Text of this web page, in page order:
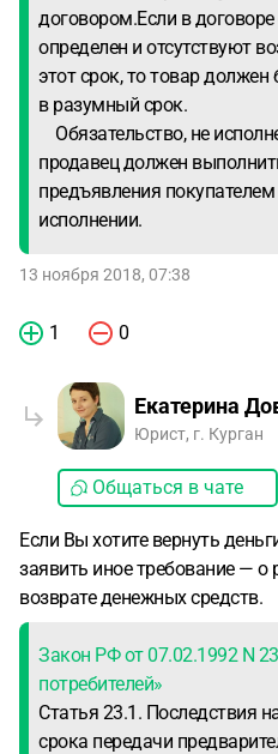
договором.Если в
определен и отсутствуют
этот срок, то товар
в разумный срок.
Обязательство, не
продавец должен
предъявления
исполнении.
13 ноября 2018, 07:38
1 0
Екатерина
Юрист, г. Курган
Общаться в чате
Если Вы хотите вернуть
заявить иное требование — о
возврате денежных средств.
Закон РФ от 07.02.1992 N
потребителей»
Статья 23.1. Последствия
срока передачи